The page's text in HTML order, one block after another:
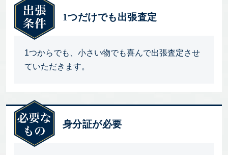
1つだけでも出張査定
1つからでも、小さい物でも喜んで出張査定させ
ていただきます。
身分証が必要